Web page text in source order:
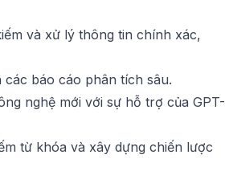
và xử lý thông tin chính xác,
báo cáo phân tích sâu.
nghệ mới với sự hỗ trợ của GPT-
từ khóa và xây dựng chiến lược